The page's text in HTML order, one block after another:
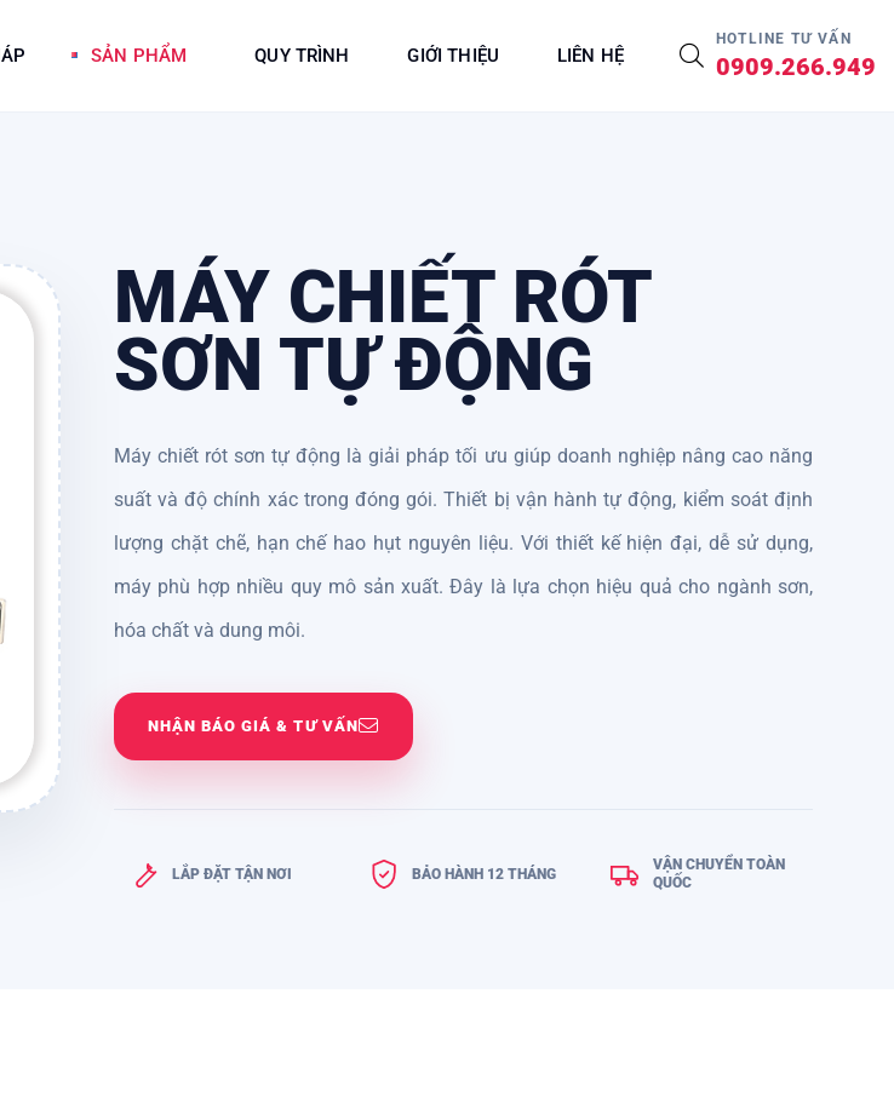
SẢN PHẨM QUY TRÌNH GIỚI THIỆU LIÊN HỆ
HOTLINE TƯ VẤN
0909.266.949
MÁY CHIẾT RÓT
SƠN TỰ ĐỘNG
Máy chiết rót sơn tự động là giải pháp tối ưu giúp doanh nghiệp nâng cao năng
suất và độ chính xác trong đóng gói. Thiết bị vận hành tự động, kiểm soát định
lượng chặt chẽ, hạn chế hao hụt nguyên liệu. Với thiết kế hiện đại, dễ sử dụng,
máy phù hợp nhiều quy mô sản xuất. Đây là lựa chọn hiệu quả cho ngành sơn,
hóa chất và dung môi.
NHẬN BÁO GIÁ & TƯ VẤN
LẮP ĐẶT TẬN NƠI BẢO HÀNH 12 THÁNG
VẬN CHUYỂN TOÀN
QUỐC